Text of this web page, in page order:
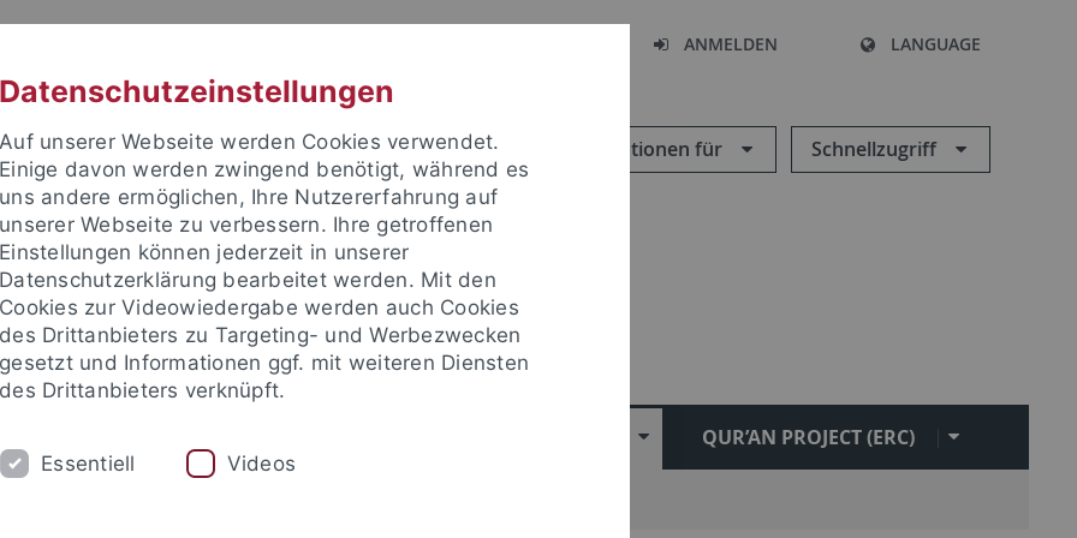
ANMELDEN LANGUAGE
Informationen für Schnellzugriff
Judaistik
QUR’AN PROJECT (ERC)
Datenschutzeinstellungen
Auf unserer Webseite werden Cookies verwendet.
Einige davon werden zwingend benötigt, während es
uns andere ermöglichen, Ihre Nutzererfahrung auf
unserer Webseite zu verbessern. Ihre getroffenen
Einstellungen können jederzeit in unserer
Datenschutzerklärung bearbeitet werden. Mit den
Cookies zur Videowiedergabe werden auch Cookies
des Drittanbieters zu Targeting- und Werbezwecken
gesetzt und Informationen ggf. mit weiteren Diensten
des Drittanbieters verknüpft.
Essentiell Videos